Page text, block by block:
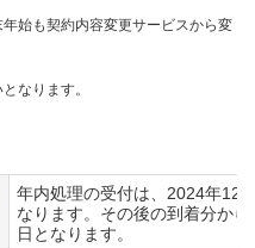
始も契約内容変更サービスから変
なります。
年内処理の受付は、2024年12
なります。その後の到着分か
日となります。